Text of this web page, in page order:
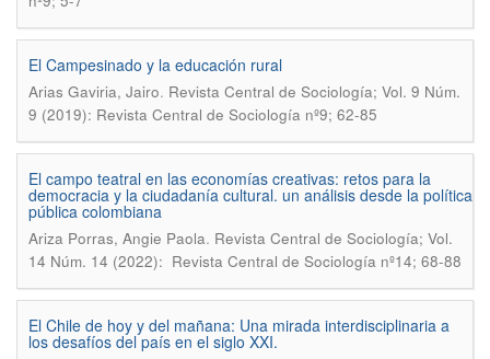
El Campesinado y la educación rural
Arias Gaviria, Jairo. Revista Central de Sociología; Vol. 9 Núm.
9 (2019): Revista Central de Sociología nº9; 62-85
El campo teatral en las economías creativas: retos para la
democracia y la ciudadanía cultural. un análisis desde la política
pública colombiana
Ariza Porras, Angie Paola. Revista Central de Sociología; Vol.
14 Núm. 14 (2022): Revista Central de Sociología nº14; 68-88
El Chile de hoy y del mañana: Una mirada interdisciplinaria a
los desafíos del país en el siglo XXI.